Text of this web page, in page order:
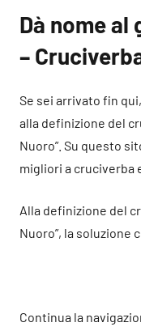
Dà nome al
–
Se sei arrivato fin
alla definizione del
Nuoro”. Su questo
migliori a cruciverba
Alla definizione del
Nuoro”, la soluzione
Continua la